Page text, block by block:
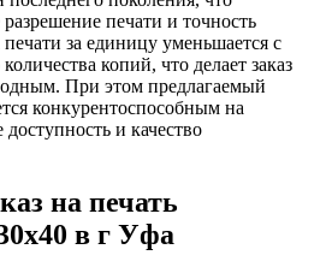
печати и точность
за единицу уменьшается с
копий, что делает заказ
При этом предлагаемый
конкурентоспособным на
доступность и качество
на печать
в г Уфа